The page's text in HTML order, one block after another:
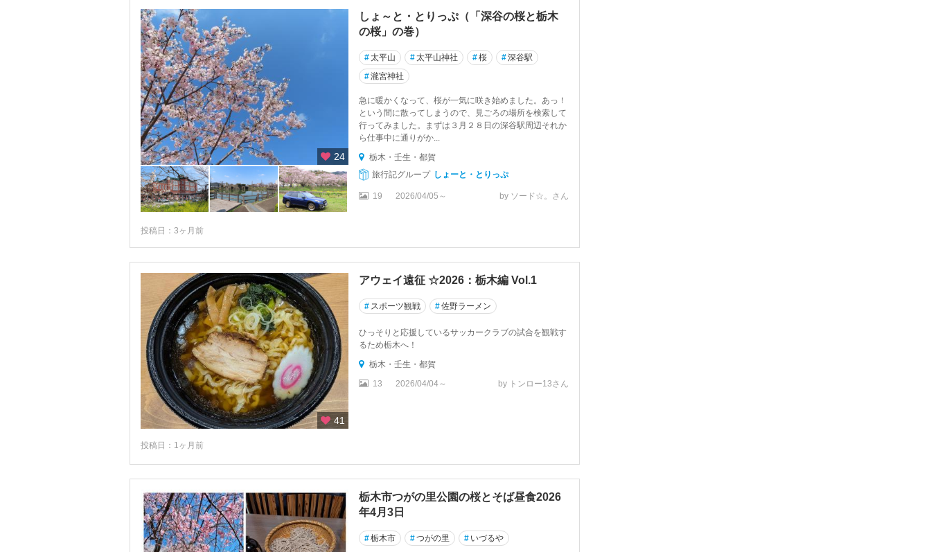
24
投稿日：3ヶ月前
しょ～と・とりっぷ（「深谷の桜と栃木
の桜」の巻）
#太平山 #太平山神社 #桜 #深谷駅
#瀧宮神社
急に暖かくなって、桜が一気に咲き始めました。あっ！
という間に散ってしまうので、見ごろの場所を検索して
行ってみました。まずは３月２８日の深谷駅周辺それか
ら仕事中に通りがか...
栃木・壬生・都賀
旅行記グループ しょーと・とりっぷ
19 2026/04/05～ by ソード☆。さん
41
投稿日：1ヶ月前
アウェイ遠征 ☆2026：栃木編 Vol.1
# スポーツ観戦 #佐野ラーメン
ひっそりと応援しているサッカークラブの試合を観戦す
るため栃木へ！
栃木・壬生・都賀
13
2026/04/04～ by トンロー13さん
栃木市つがの里公園の桜とそば昼食2026
年4月3日
#栃木市 #つがの里 # いづるや